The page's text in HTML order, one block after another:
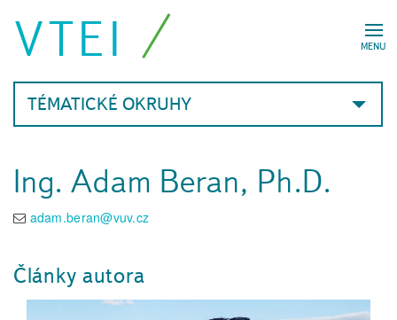
MENU
VTEI
TÉMATICKÉ OKRUHY
Ing. Adam Beran, Ph.D.
adam.beran@vuv.cz
Články autora